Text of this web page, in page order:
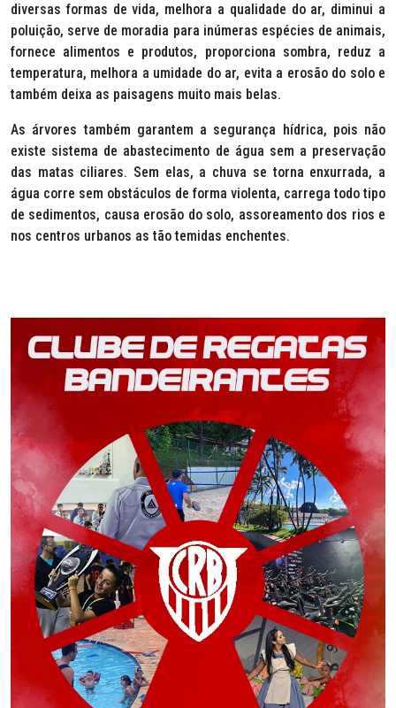
diversas formas de vida, melhora a qualidade do ar, diminui a
poluição, serve de moradia para inúmeras espécies de animais,
fornece alimentos e produtos, proporciona sombra, reduz a
temperatura, melhora a umidade do ar, evita a erosão do solo e
também deixa as paisagens muito mais belas.
As árvores também garantem a segurança hídrica, pois não
existe sistema de abastecimento de água sem a preservação
das matas ciliares. Sem elas, a chuva se torna enxurrada, a
água corre sem obstáculos de forma violenta, carrega todo tipo
de sedimentos, causa erosão do solo, assoreamento dos rios e
nos centros urbanos as tão temidas enchentes.